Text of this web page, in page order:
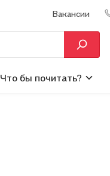
Вакансии
Что бы почитать?